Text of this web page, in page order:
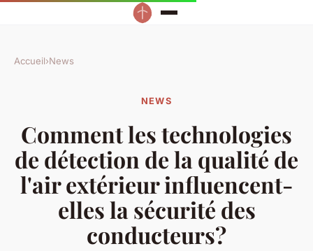
Accueil›News
NEWS
Comment les technologies
de détection de la qualité de
l'air extérieur influencent-
elles la sécurité des
conducteurs?